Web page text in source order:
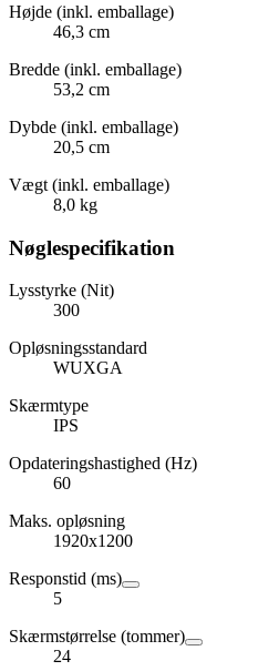
Højde (inkl. emballage)
46,3 cm
Bredde (inkl. emballage)
53,2 cm
Dybde (inkl. emballage)
20,5 cm
Vægt (inkl. emballage)
8,0 kg
Nøglespecifikation
Lysstyrke (Nit)
300
Opløsningsstandard
WUXGA
Skærmtype
IPS
Opdateringshastighed (Hz)
60
Maks. opløsning
1920x1200
Responstid (ms)
5
Skærmstørrelse (tommer)
24